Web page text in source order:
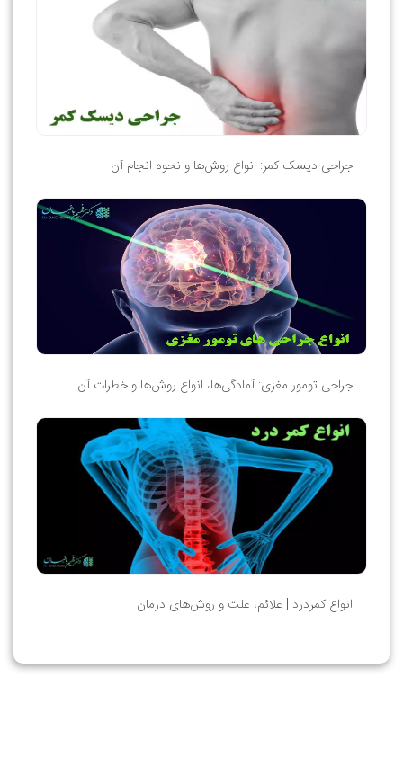
جراحی دیسک کمر: انواع روش‌ها و نحوه انجام آن
جراحی تومور مغزی: آمادگی‌ها، انواع روش‌ها و خطرات آن
انواع کمردرد | علائم، علت و روش‌های درمان